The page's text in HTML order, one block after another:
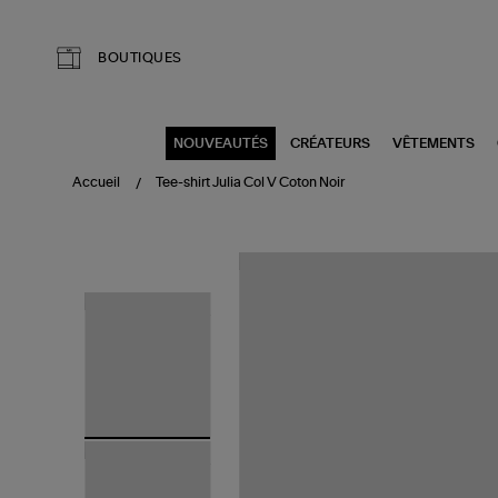
BOUTIQUES
NOUVEAUTÉS CRÉATEURS VÊTEMENTS
Accueil Tee-shirt Julia Col V Coton Noir